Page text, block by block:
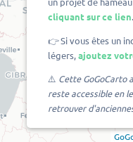
cliquant sur ce lien.
👉 Si vous êtes un
légers,ajoutez
⚠️ Cette GoGoCarto
reste accessible en
retrouver